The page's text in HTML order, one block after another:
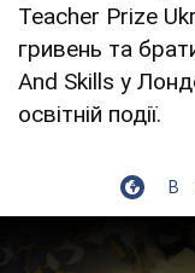
Teacher Prize
гривень та
And Skills у
освітній події.